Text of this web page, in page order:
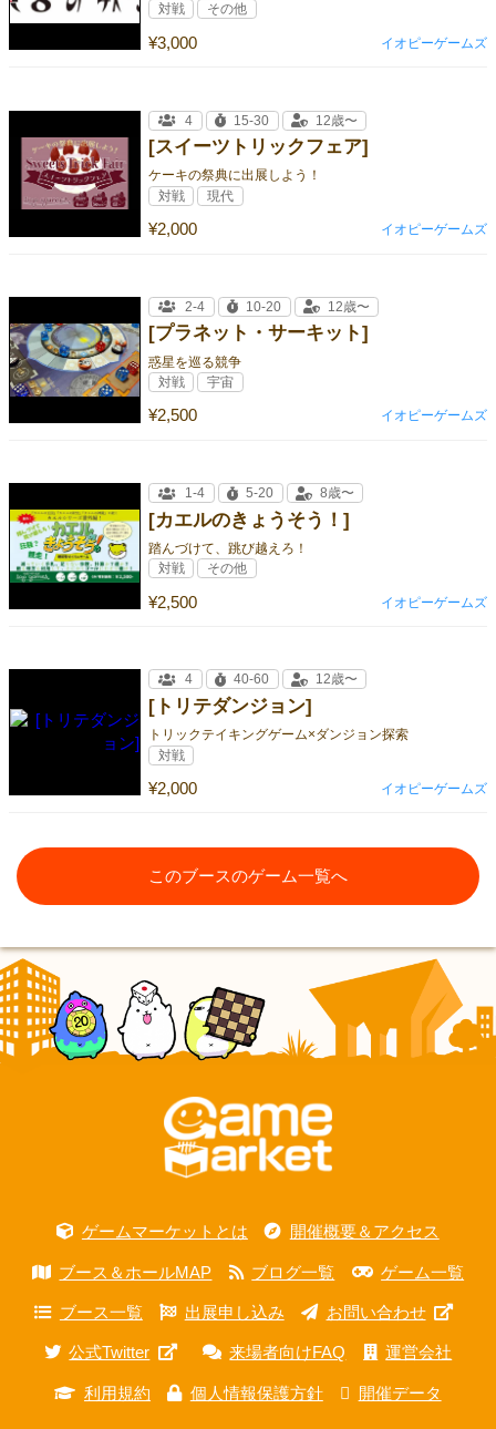
¥3,000
対戦 その他
イオピーゲームズ
[スイーツトリックフェア]
ケーキの祭典に出展しよう！
¥2,000
4 15-30 12歳〜
対戦 現代
イオピーゲームズ
[プラネット・サーキット]
惑星を巡る競争
¥2,500
2-4 10-20 12歳〜
対戦 宇宙
イオピーゲームズ
[カエルのきょうそう！]
踏んづけて、跳び越えろ！
¥2,500
1-4 5-20 8歳〜
対戦 その他
イオピーゲームズ
[トリテダンジョン]
トリックテイキングゲーム×ダンジョン探索
¥2,000
4 40-60 12歳〜
対戦
イオピーゲームズ
このブースのゲーム一覧へ
ゲームマーケットとは 開催概要＆アクセス
ブース＆ホールMAP ブログ一覧 ゲーム一覧
ブース一覧 出展申し込み お問い合わせ
公式Twitter 来場者向けFAQ 運営会社
利用規約 個人情報保護方針 開催データ